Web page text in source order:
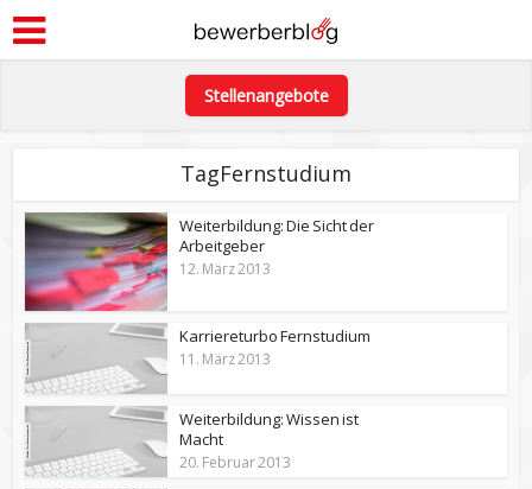
Stellenangebote
TagFernstudium
Weiterbildung: Die Sicht der
Arbeitgeber
12. März 2013
Karriereturbo Fernstudium
11. März 2013
Weiterbildung: Wissen ist
Macht
20. Februar 2013